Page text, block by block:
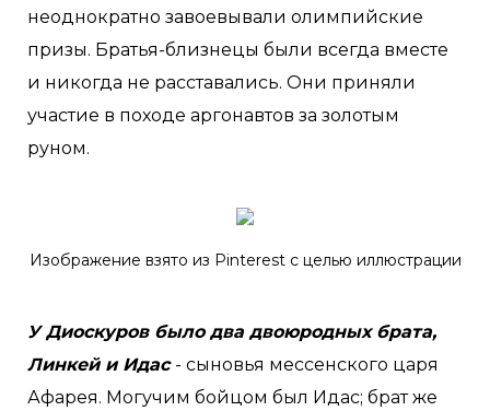
неоднократно завоевывали олимпийские
призы. Братья-близнецы были всегда вместе
и никогда не расставались. Они приняли
участие в походе аргонавтов за золотым
руном.
Изображение взято из Pinterest с целью иллюстрации
У Диоскуров было два двоюродных брата,
Линкей и Идас - сыновья мессенского царя
Афарея. Могучим бойцом был Идас; брат же